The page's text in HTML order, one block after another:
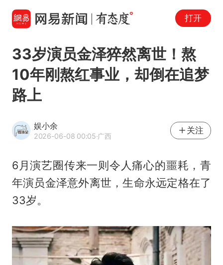
打开
33岁演员金泽猝然离世！熬
10年刚熬红事业，却倒在追梦
路上
娱小余
2026-06-08 00:05·广西
关注
6月演艺圈传来一则令人痛心的噩耗，青
年演员金泽意外离世，生命永远定格在了
33岁。